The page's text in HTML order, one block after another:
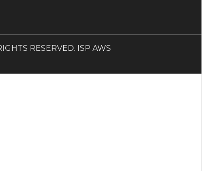
RESERVED. ISP AWS